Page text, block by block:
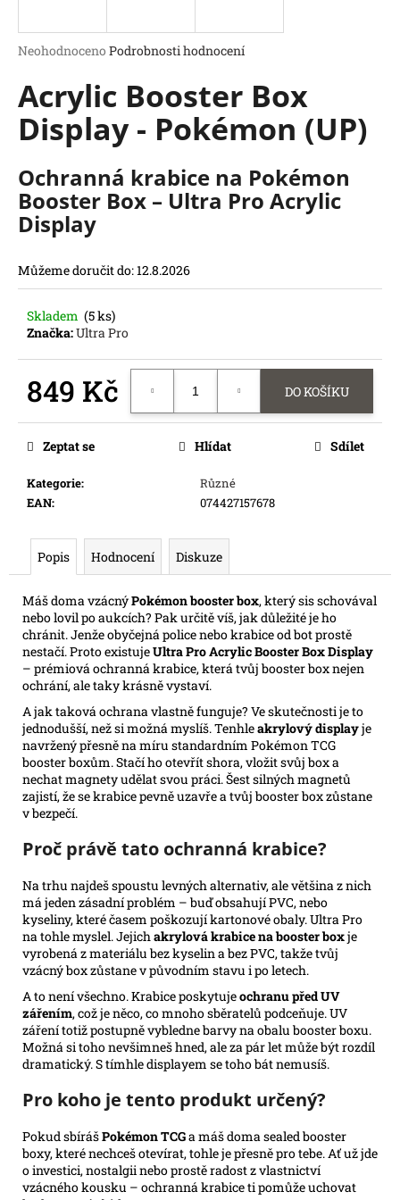
Průměrné
produktu
je
0,0
hvězdiček.
Neohodnoceno Podrobnosti hodnocení
Acrylic Booster Box
Display - Pokémon (UP)
Ochranná krabice na Pokémon
Booster Box – Ultra Pro Acrylic
Display
Můžeme doručit do:12.8.2026
Skladem (5 ks)
Značka:Ultra Pro
849 Kč DO KOŠÍKU
Kategorie:
Různé
EAN: 074427157678
Zeptat se Hlídat Sdílet
Popis Hodnocení Diskuze
Máš doma vzácnýPokémon booster box, který sis schovával
nebo lovil po aukcích? Pak určitě víš, jak důležité je ho
chránit. Jenže obyčejná police nebo krabice od bot prostě
nestačí. Proto existujeUltra Pro Acrylic Booster Box Display
– prémiová ochranná krabice, která tvůj booster box nejen
ochrání, ale taky krásně vystaví.
A jak taková ochrana vlastně funguje? Ve skutečnosti je to
jednodušší, než si možná myslíš. Tenhleakrylový displayje
navržený přesně na míru standardním Pokémon TCG
booster boxům. Stačí ho otevřít shora, vložit svůj box a
nechat magnety udělat svou práci. Šest silných magnetů
zajistí, že se krabice pevně uzavře a tvůj booster box zůstane
v bezpečí.
Proč právě tato ochranná krabice?
Na trhu najdeš spoustu levných alternativ, ale většina z nich
má jeden zásadní problém – buď obsahují PVC, nebo
kyseliny, které časem poškozují kartonové obaly. Ultra Pro
na tohle myslel. Jejichakrylová krabice na booster boxje
vyrobená z materiálu bez kyselin a bez PVC, takže tvůj
vzácný box zůstane v původním stavu i po letech.
A to není všechno. Krabice poskytujeochranu před UV
zářením, což je něco, co mnoho sběratelů podceňuje. UV
záření totiž postupně vybledne barvy na obalu booster boxu.
Možná si toho nevšimneš hned, ale za pár let může být rozdíl
dramatický. S tímhle displayem se toho bát nemusíš.
Pro koho je tento produkt určený?
Pokud sbírášPokémon TCGa máš doma sealed booster
boxy, které nechceš otevírat, tohle je přesně pro tebe. Ať už jde
o investici, nostalgii nebo prostě radost z vlastnictví
vzácného kousku – ochranná krabice ti pomůže uchovat
j
t
?
HLEDAT
D
p
o
u
č
e
FLIP
PEG
215
Kč